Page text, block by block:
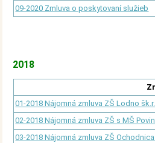
09-2020 Zmluva o poskytovaní služieb
2018
01-2018 Nájomná zmluva ZŠ Lodno
02-2018 Nájomná zmluva ZŠ s MŠ
03-2018 Nájomná zmluva ZŠ